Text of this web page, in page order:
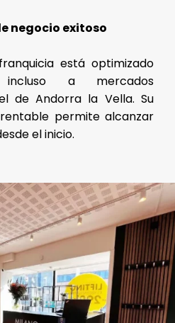
negocio exitoso
está optimizado
a mercados
de Andorra la Vella. Su
permite alcanzar
el inicio.